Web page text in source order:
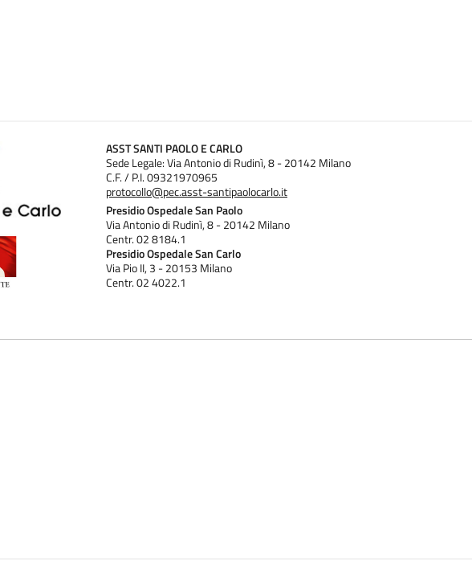
ASST SANTI PAOLO E CARLO
Sede Legale: Via Antonio di Rudinì, 8 - 20142 Milano
C.F. / P.I. 09321970965
protocollo@pec.asst-santipaolocarlo.it
Presidio Ospedale San Paolo
Via Antonio di Rudinì, 8 - 20142 Milano
Centr. 02 8184.1
Presidio Ospedale San Carlo
Via Pio II, 3 - 20153 Milano
Centr. 02 4022.1